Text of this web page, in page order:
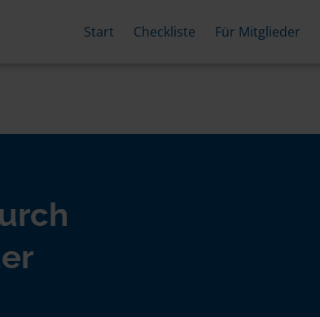
Start Checkliste Für Mitglieder